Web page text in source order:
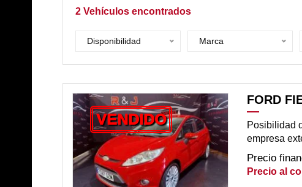
2 Vehículos encontrados
Disponibilidad Marca
VENDIDO
FORD
Posibilidad
empresa